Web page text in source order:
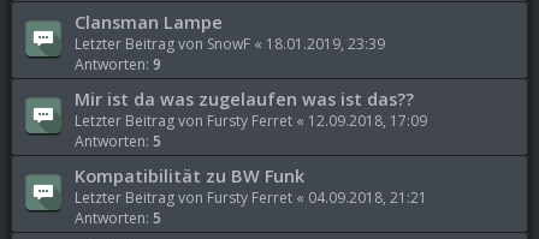
Clansman Lampe
Letzter Beitrag von SnowF « 18.01.2019, 23:39
Antworten: 9
Mir ist da was zugelaufen was ist das??
Letzter Beitrag von Fursty Ferret « 12.09.2018, 17:09
Antworten: 5
Kompatibilität zu BW Funk
Letzter Beitrag von Fursty Ferret « 04.09.2018, 21:21
Antworten: 5